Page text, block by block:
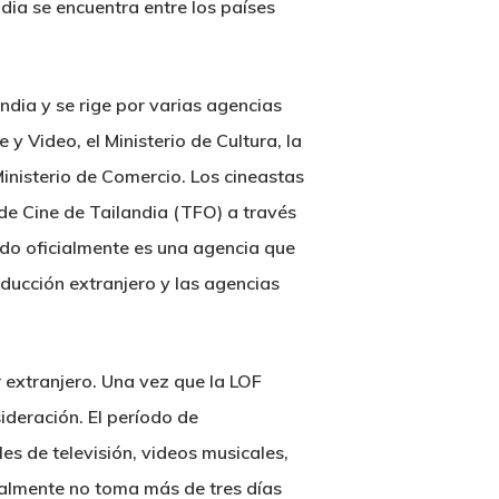
se encuentra entre los países
y se rige por varias agencias
y Video, el Ministerio de Cultura, la
de Comercio. Los cineastas
Cine de Tailandia (TFO) a través
oficialmente es una agencia que
extranjero y las agencias
Una vez que la LOF
El período de
de televisión, videos musicales,
no toma más de tres días